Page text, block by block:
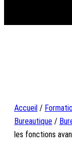
Accueil /
Bureautique /
les fonctions